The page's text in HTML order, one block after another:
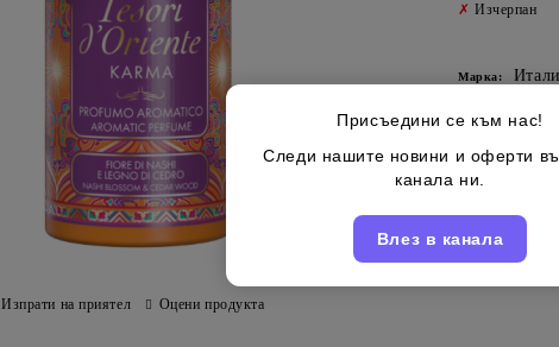
✗ Изчерпан
Марка:
Изпрати на приятел Оцени продукта
Присъедини се към нас!
Следи нашите новини и оферти
канала ни.
Влез в канала